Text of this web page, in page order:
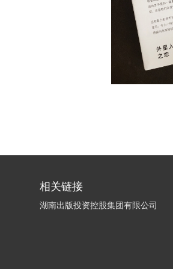
相关链接
湖南出版投资控股集团有限公司